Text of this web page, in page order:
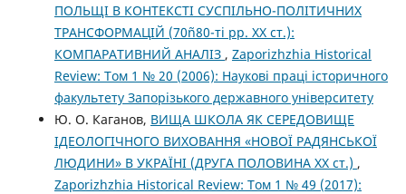
ПОЛЬЩІ В КОНТЕКСТІ СУСПІЛЬНО-ПОЛІТИЧНИХ
ТРАНСФОРМАЦІЙ (70ñ80-ті рр. XX ст.):
КОМПАРАТИВНИЙ АНАЛІЗ , Zaporizhzhia Historical
Review: Том 1 № 20 (2006): Наукові праці історичного
факультету Запорізького державного університету
Ю. О. Каганов, ВИЩА ШКОЛА ЯК СЕРЕДОВИЩЕ
ІДЕОЛОГІЧНОГО ВИХОВАННЯ «НОВОЇ РАДЯНСЬКОЇ
ЛЮДИНИ» В УКРАЇНІ (ДРУГА ПОЛОВИНА XX ст.) ,
Zaporizhzhia Historical Review: Том 1 № 49 (2017):